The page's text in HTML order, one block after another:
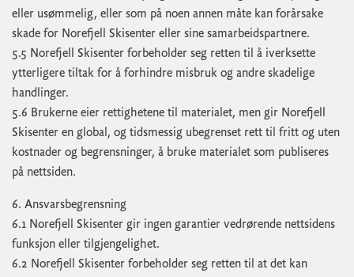
eller usømmelig, eller som på noen annen måte kan forårsake
skade for Norefjell Skisenter eller sine samarbeidspartnere.
5.5 Norefjell Skisenter forbeholder seg retten til å iverksette
ytterligere tiltak for å forhindre misbruk og andre skadelige
handlinger.
5.6 Brukerne eier rettighetene til materialet, men gir Norefjell
Skisenter en global, og tidsmessig ubegrenset rett til fritt og uten
kostnader og begrensninger, å bruke materialet som publiseres
på nettsiden.
6. Ansvarsbegrensning
6.1 Norefjell Skisenter gir ingen garantier vedrørende nettsidens
funksjon eller tilgjengelighet.
6.2 Norefjell Skisenter forbeholder seg retten til at det kan